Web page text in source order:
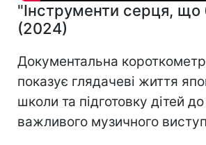
"Інструменти серця, що
(2024)
Документальна
показує глядачеві життя
школи та підготовку дітей до
важливого музичного